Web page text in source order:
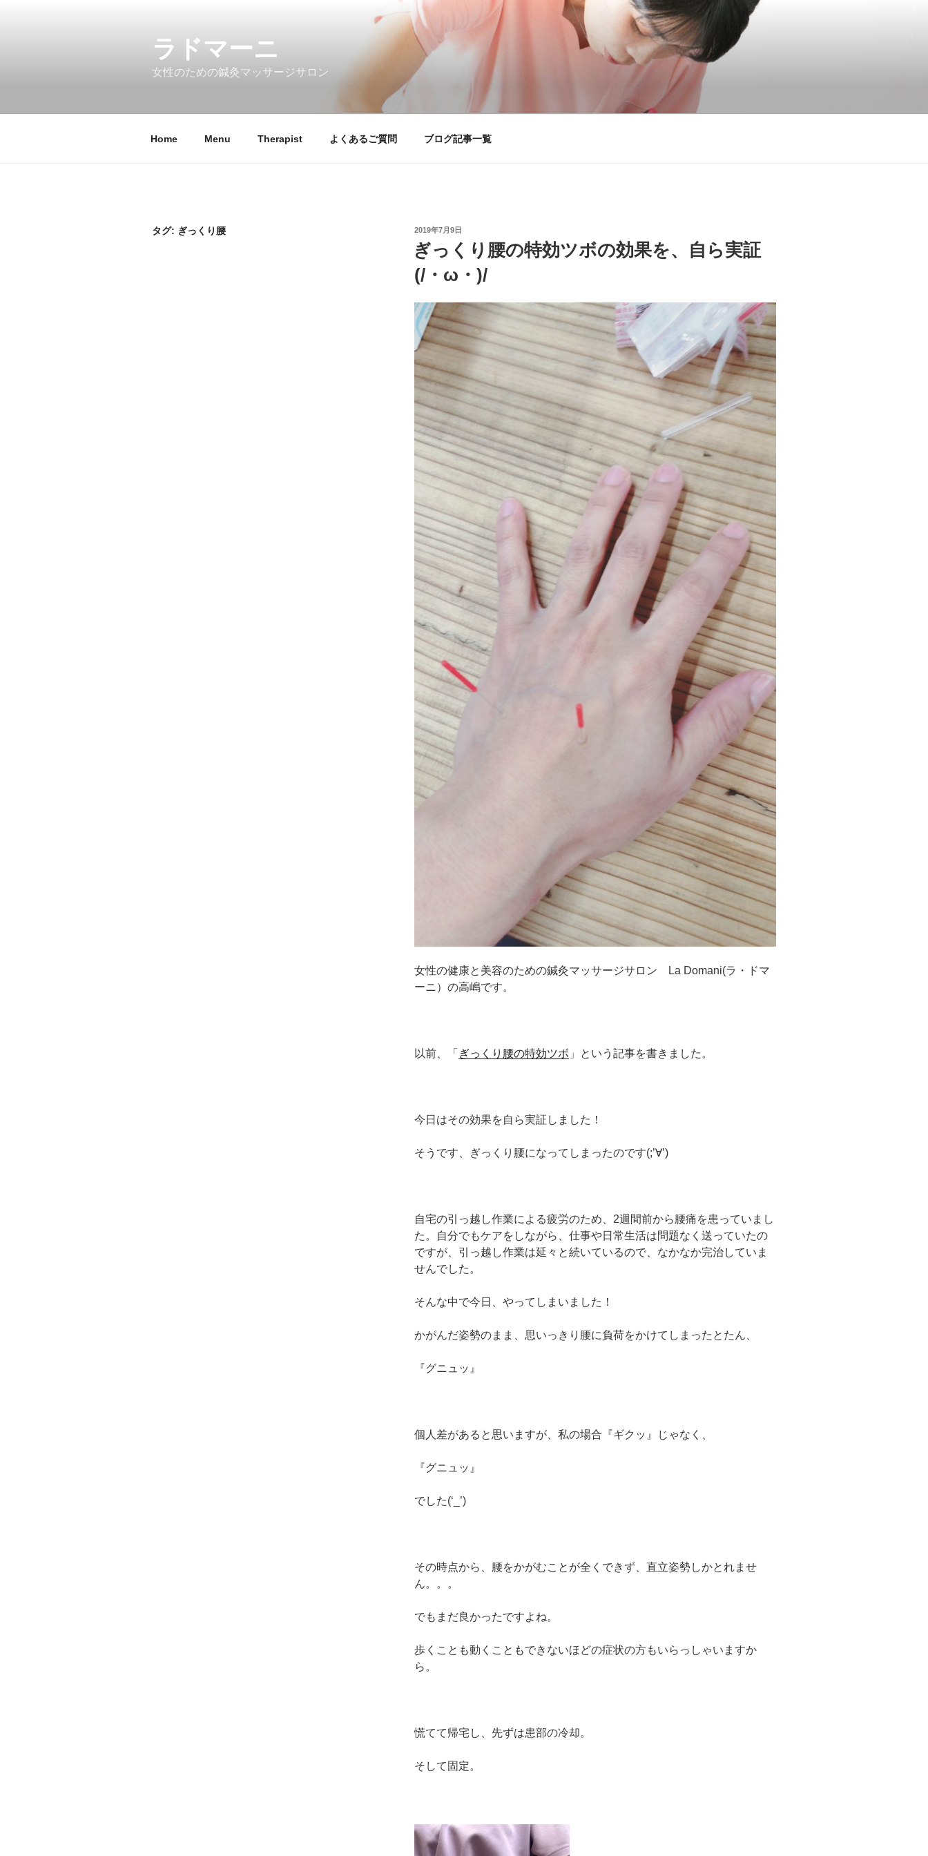
ラドマーニ
女性のための鍼灸マッサージサロン
Home Menu Therapist よくあるご質問 ブログ記事一覧
タグ: ぎっくり腰
投
稿
日:
2019年7月9日
ぎっくり腰の特効ツボの効果を、自ら実証
(/・ω・)/
女性の健康と美容のための鍼灸マッサージサロン La Domani(ラ・ドマ
ーニ）の高嶋です。
以前、「 ぎっくり腰の特効ツボ 」という記事を書きました。
今日はその効果を自ら実証しました！
そうです、ぎっくり腰になってしまったのです(;’∀’)
自宅の引っ越し作業による疲労のため、2週間前から腰痛を患っていまし
た。自分でもケアをしながら、仕事や日常生活は問題なく送っていたの
ですが、引っ越し作業は延々と続いているので、なかなか完治していま
せんでした。
そんな中で今日、やってしまいました！
かがんだ姿勢のまま、思いっきり腰に負荷をかけてしまったとたん、
『グニュッ』
個人差があると思いますが、私の場合『ギクッ』じゃなく、
『グニュッ』
でした(‘_’)
その時点から、腰をかがむことが全くできず、直立姿勢しかとれませ
ん。。。
でもまだ良かったですよね。
歩くことも動くこともできないほどの症状の方もいらっしゃいますか
ら。
慌てて帰宅し、先ずは患部の冷却。
そして固定。